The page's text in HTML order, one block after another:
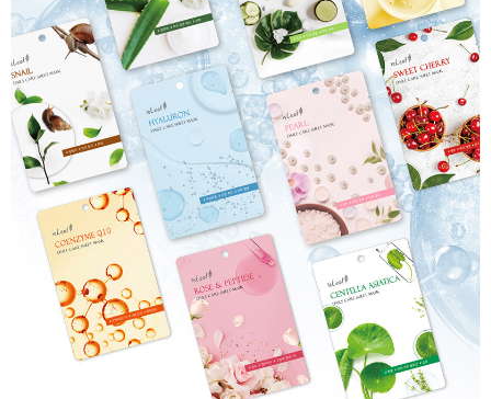
【注意事項】
１．透過由恩沛科技股份有限公司提供之「AFTEE先享後付」服務完成之交
易，需依本服務之必要範圍內提供個人資料，並將交易相關給付款項請求債
權轉讓予恩沛科技股份有限公司。
２．關於個人資料處理事宜，請瀏覽以下網址：
https://aftee.tw/terms/#terms3
３．未成年的使用者請事先徵得法定代理人或監護人之同意方可使用
「AFTEE先享後付」，若未經同意申辦者引起之損失，本公司不負相關責
任。
４．使用「AFTEE先享後付」時，將依據個別帳號之用戶狀況，依本公司即
時審查核予不同之上限額度；若仍有額度不足之情形，本公司將視審查結果
請求用戶進行身份認證。
５．嚴禁一人註冊多個帳號或使用他人資訊註冊。若發現惡意使用之情形，
恩沛科技股份有限公司將有權停止該用戶之使用額度並採取法律行動。
宅配
每筆NT$90，滿NT$999(含以上)免運費